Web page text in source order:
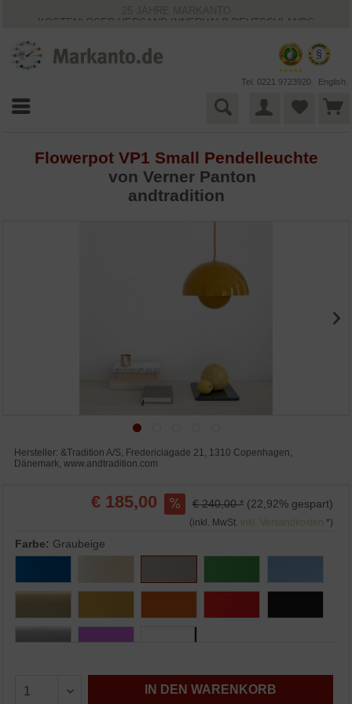
KOSTENLOSER VERSAND INNERHALB DEUTSCHLANDS
VIELFÄLTIGE ZAHLUNGSMÖGLICHKEITEN
BESTPRICE-GARANTIE
Tel. 0221 9723920 English
Flowerpot VP1 Small Pendelleuchte
von Verner Panton
andtradition
Hersteller: &Tradition A/S, Fredericiagade 21, 1310 Copenhagen,
Dänemark, www.andtradition.com
€ 185,00 € 240,00 * (22,92% gespart)
(inkl. MwSt. inkl. Versandkosten *)
Farbe: Graubeige
IN DEN WARENKORB